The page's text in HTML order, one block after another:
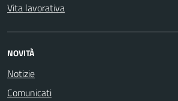
Vita lavorativa
NOVITÀ
Notizie
Comunicati